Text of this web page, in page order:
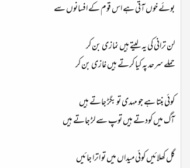
بوئے خوں آتی ہے اس قوم کے افسانوں سے
لن ترانی کی یہ لیتے ہیں نمازی بن کر
حملے سرحد پہ کیا کرتے ہیں غازی بن کر
کوئی بنتا ہے جو مہدی تو بگڑ جاتے ہیں
آگ میں کودتے ہیں توپ سے لڑ جاتے ہیں
گل کھلائیں کوئی میداں میں تو اترا جائیں